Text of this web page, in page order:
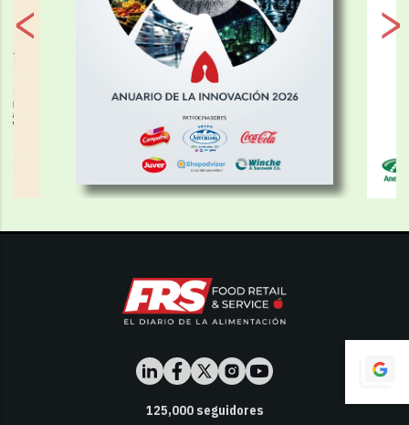
125,000seguidores